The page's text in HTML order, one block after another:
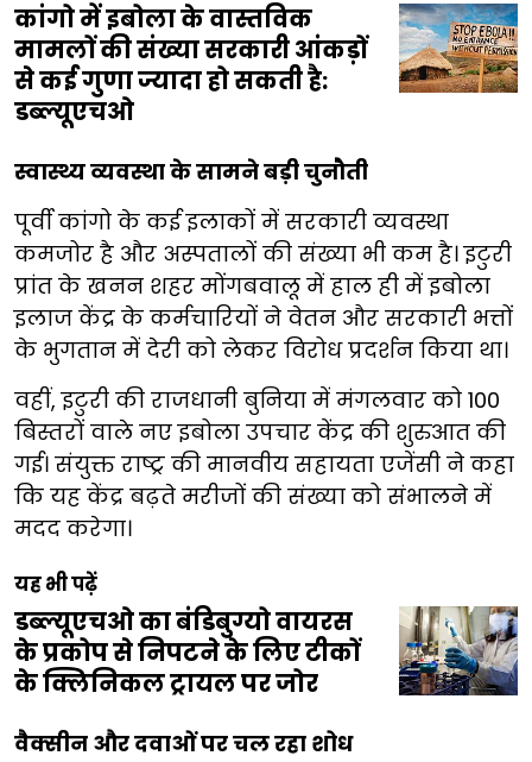
कांगो में इबोला के वास्तविक
मामलों की संख्या सरकारी आंकड़ों
से कई गुणा ज्यादा हो सकती है:
डब्ल्यूएचओ
स्वास्थ्य व्यवस्था के सामने बड़ी चुनौती
पूर्वी कांगो के कई इलाकों में सरकारी व्यवस्था
कमजोर है और अस्पतालों की संख्या भी कम है। इटुरी
प्रांत के खनन शहर मोंगबवालू में हाल ही में इबोला
इलाज केंद्र के कर्मचारियों ने वेतन और सरकारी भत्तों
के भुगतान में देरी को लेकर विरोध प्रदर्शन किया था।
वहीं, इटुरी की राजधानी बुनिया में मंगलवार को 100
बिस्तरों वाले नए इबोला उपचार केंद्र की शुरुआत की
गई। संयुक्त राष्ट्र की मानवीय सहायता एजेंसी ने कहा
कि यह केंद्र बढ़ते मरीजों की संख्या को संभालने में
मदद करेगा।
यह भी पढ़ें
डब्ल्यूएचओ का बंडिबुग्यो वायरस
के प्रकोप से निपटने के लिए टीकों
के क्लिनिकल ट्रायल पर जोर
वैक्सीन और दवाओं पर चल रहा शोध